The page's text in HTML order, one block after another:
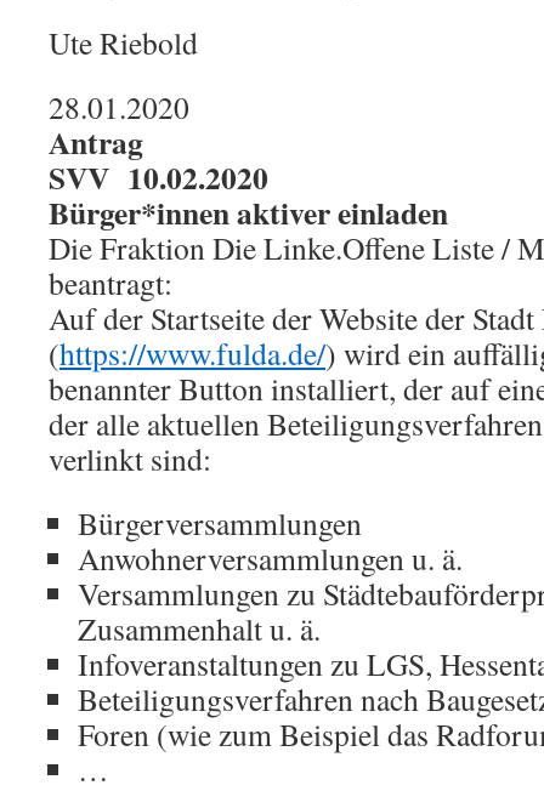
Ute Riebold
28.01.2020
Antrag
SVV 10.02.2020
Bürger*innen aktiver einladen
Die Fraktion Die Linke.Offene Liste /
beantragt:
Auf der Startseite der Website der
(https://www.fulda.de/) wird ein
benannter Button installiert, der auf
der alle aktuellen
verlinkt sind:
Bürgerversammlungen
Anwohnerversammlungen u. ä.
Versammlungen zu
Zusammenhalt u. ä.
Infoveranstaltungen zu LGS,
Beteiligungsverfahren nach
Foren (wie zum Beispiel das
…